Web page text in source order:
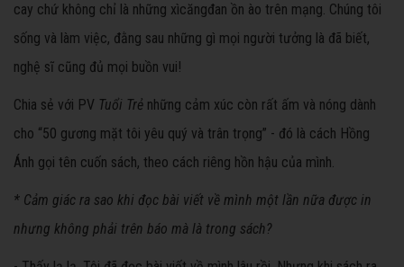
cay chứ không chỉ là những xìcăngđan ồn ào trên mạng. Chúng tôi
sống và làm việc, đằng sau những gì mọi người tưởng là đã biết,
nghệ sĩ cũng đủ mọi buồn vui!
Chia sẻ với PV Tuổi Trẻ những cảm xúc còn rất ấm và nóng dành
cho “50 gương mặt tôi yêu quý và trân trọng” - đó là cách Hồng
Ánh gọi tên cuốn sách, theo cách riêng hồn hậu của mình.
* Cảm giác ra sao khi đọc bài viết về mình một lần nữa được in
nhưng không phải trên báo mà là trong sách?